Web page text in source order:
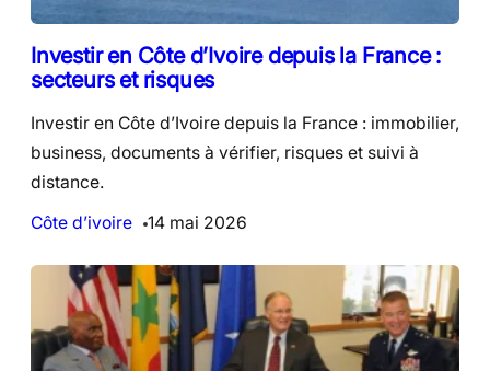
Investir en Côte d’Ivoire depuis la France :
secteurs et risques
Investir en Côte d’Ivoire depuis la France : immobilier,
business, documents à vérifier, risques et suivi à
distance.
Côte d’ivoire
14 mai 2026